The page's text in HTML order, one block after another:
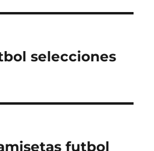
selecciones
futbol